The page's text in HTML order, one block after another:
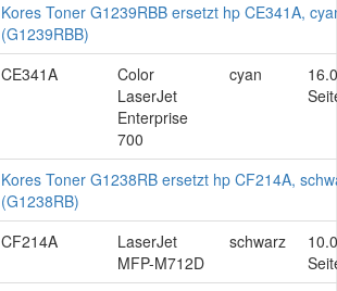
Kores Toner G1239RBB ersetzt hp CE341A,
(G1239RBB)
CE341A
Color
LaserJet
Enterprise
700
cyan
Kores Toner G1238RB ersetzt hp CF214A,
(G1238RB)
CF214A
LaserJet
MFP-M712D
schwarz